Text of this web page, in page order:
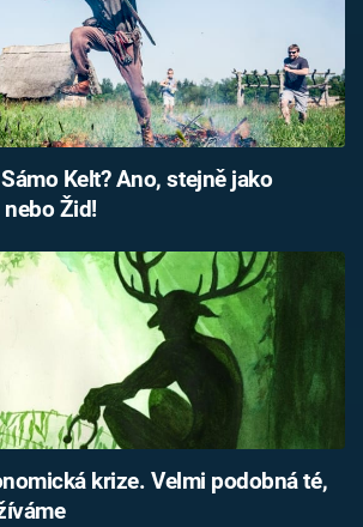
Kelt? Ano, stejně jako
Žid!
krize. Velmi podobná té,